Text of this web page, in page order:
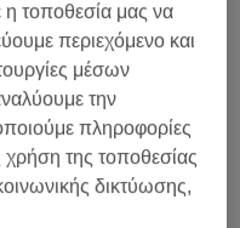
10:00–20:00
10:00–20:00
10:00–20:00
10:00–
10:00–20:00
10:00–17:00
Κλειστό
τοποθεσία μας να
περιεχόμενο και
μέσων
την
πληροφορίες
της τοποθεσίας
δικτύωσης,